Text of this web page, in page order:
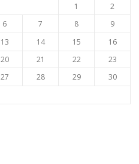
1 2
6 7 8
9
13 14 15
16
20 21 22 23
27 28 29 30